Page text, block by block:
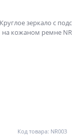
Код товара: NR003